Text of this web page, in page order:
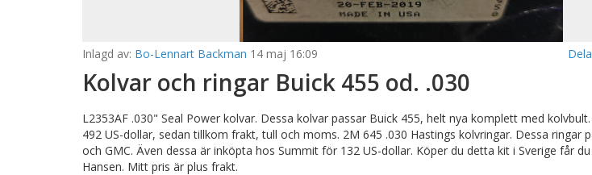
Inlagd av: Bo-Lennart Backman 14 maj 16:09
Kolvar och ringar Buick 455 od. .030
L2353AF .030" Seal Power kolvar. Dessa kolvar passar Buick 455, helt nya komplett med
492 US-dollar, sedan tillkom frakt, tull och moms. 2M 645 .030 Hastings kolvringar. Dessa ringar
och GMC. Även dessa är inköpta hos Summit för 132 US-dollar. Köper du detta kit i Sverige får
Hansen. Mitt pris är plus frakt.